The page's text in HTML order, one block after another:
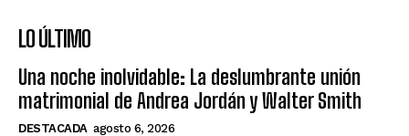
LO ÚLTIMO
Una noche inolvidable: La deslumbrante unión
matrimonial de Andrea Jordán y Walter Smith
DESTACADA agosto 6, 2026